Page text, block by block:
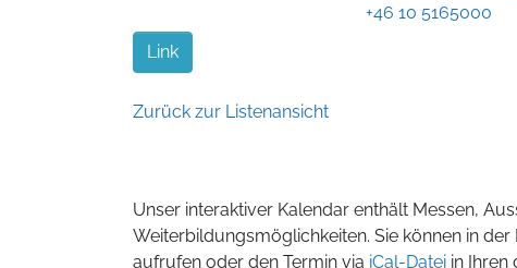
+46 10 5165000
Link
Zurück zur Listenansicht
Unser interaktiver Kalendar enthält Messen,
Weiterbildungsmöglichkeiten. Sie können in
aufrufen oder den Termin via iCal-Datei in Ihren